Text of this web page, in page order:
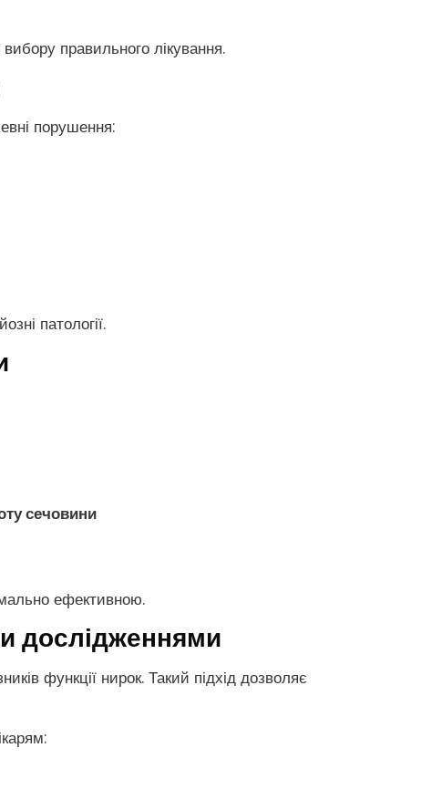
правильного лікування.
порушення:
патології.
сечовини
ефективною.
дослідженнями
функції нирок. Такий підхід дозволяє